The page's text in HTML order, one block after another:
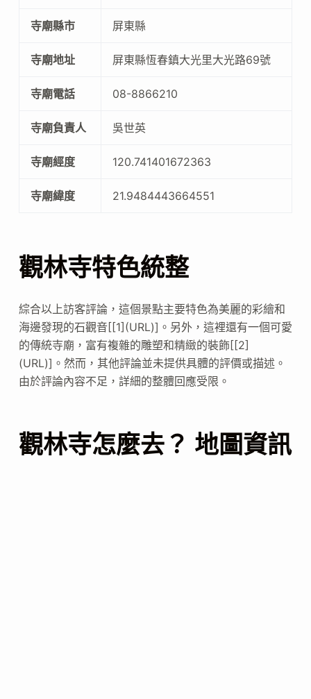
寺廟縣市 屏東縣
寺廟地址 屏東縣恆春鎮大光里大光路69號
寺廟電話 08-8866210
寺廟負責人 吳世英
寺廟經度 120.741401672363
寺廟緯度 21.9484443664551
觀林寺特色統整
綜合以上訪客評論，這個景點主要特色為美麗的彩繪和
海邊發現的石觀音[[1](URL)]。另外，這裡還有一個可愛
的傳統寺廟，富有複雜的雕塑和精緻的裝飾[[2]
(URL)]。然而，其他評論並未提供具體的評價或描述。
由於評論內容不足，詳細的整體回應受限。
觀林寺怎麼去？ 地圖資訊